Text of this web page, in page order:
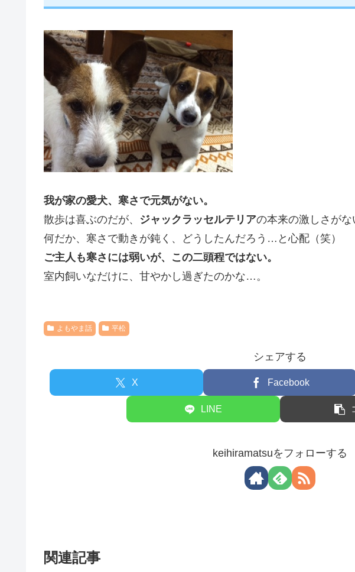
我が家の愛犬、寒さで元気がない。
散歩は喜ぶのだが、 ジャックラッセルテリアの本来の激しさがな
何だか、寒さで動きが鈍く、どうしたんだろう…と心配（笑）
ご主人も寒さには弱いが、この二頭程ではない。
室内飼いなだけに、甘やかし過ぎたのかな…。
よもやま話 平松
シェアする
X Facebook
LINE
keihiramatsuをフォローする
関連記事